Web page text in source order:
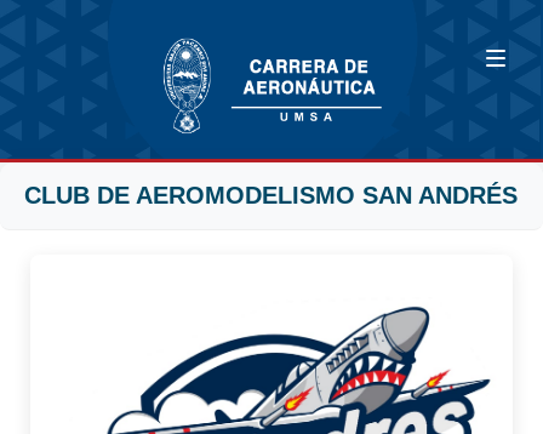
CLUB DE AEROMODELISMO SAN ANDRÉS